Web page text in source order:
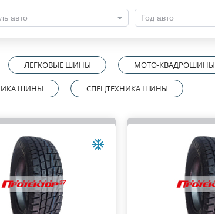
авто Год авто
ЛЕГКОВЫЕ ШИНЫ МОТО-КВАДРОШИНЫ
ШИНЫ СПЕЦТЕХНИКА ШИНЫ